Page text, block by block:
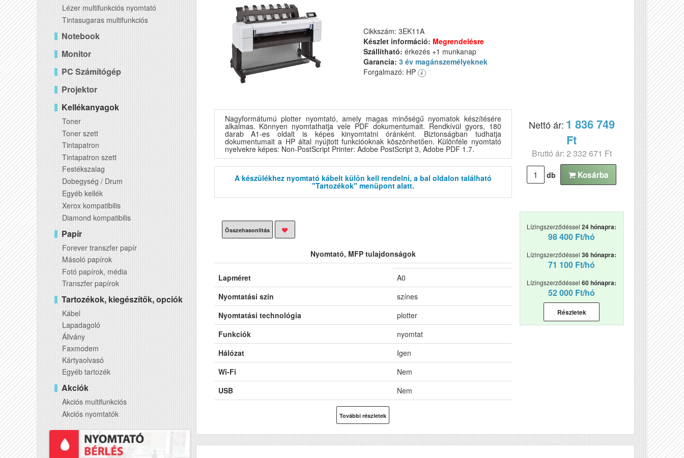
Lézer multifunkciós nyomtató
Tintasugaras multifunkciós
Notebook
Monitor
PC Számítógép
Projektor
Kellékanyagok
Toner
Toner szett
Tintapatron
Tintapatron szett
Festékszalag
Dobegység / Drum
Egyéb kellék
Xerox kompatibilis
Diamond kompatibilis
Papír
Forever transzfer papír
Másoló papírok
Fotó papírok, média
Transzfer papírok
Tartozékok, kiegészítők, opciók
Kábel
Lapadagoló
Állvány
Faxmodem
Kártyaolvasó
Egyéb tartozék
Akciók
Akciós multifunkciós
Akciós nyomtatók
Cikkszám: 3EK11A
Készlet információ: Megrendelésre
Szállítható: érkezés +1 munkanap
Garancia: 3 év magánszemélyeknek
Forgalmazó: HP
Nagyformátumú plotter nyomtató, amely magas minőségű nyomatok készítésére
alkalmas. Könnyen nyomtathatja vele PDF dokumentumait. Rendkívül gyors, 180
darab A1-es oldalt is képes kinyomtatni óránként. Biztonságban tudhatja
dokumentumait a HP által nyújtott funkcióoknak köszönhetően. Különféle nyomtató
nyelvekre képes: Non-PostScript Printer: Adobe PostScript 3, Adobe PDF 1.7.
A készülékhez nyomtató kábelt külön kell rendelni, a bal oldalon található
"Tartozékok" menüpont alatt.
Összehasonlítás
Nyomtató, MFP tulajdonságok
Lapméret
A0
Nyomtatási szín
színes
Nyomtatási technológia
plotter
Funkciók
nyomtat
Hálózat
Igen
Wi-Fi
Nem
USB
Nem
DADF (automatikus kétoldalas lapolvasás)
Nem
További részletek
Nettó ár: 1 836 749
Ft
Bruttó ár: 2 332 671 Ft
db Kosárba
Lízingszerződéssel24 hónapra:
98 400 Ft/hó
Lízingszerződéssel36 hónapra:
71 100 Ft/hó
Lízingszerződéssel60 hónapra:
52 000 Ft/hó
Részletek